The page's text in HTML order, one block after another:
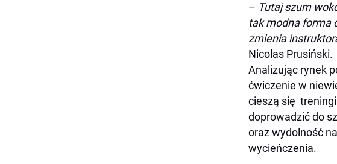
– Tutaj szum
tak modna forma
zmienia
Nicolas Prusiński.
Analizując rynek
ćwiczenie w
cieszą się
doprowadzić do
oraz wydolność
wycieńczenia.